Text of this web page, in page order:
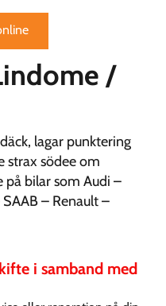
/
lagar punktering
strax södee om
på bilar som Audi –
– Renault –
i samband med